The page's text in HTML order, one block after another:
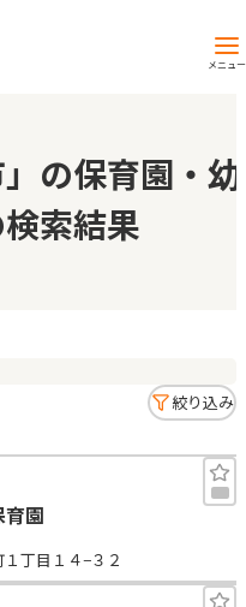
メニュー
の保育園・幼
索結果
絞り込み
園
丁目１４−３２